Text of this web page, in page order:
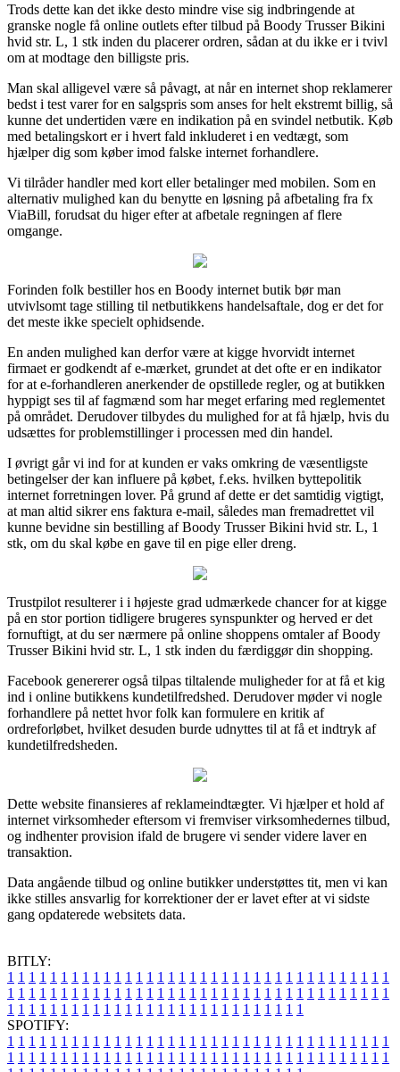
Trods dette kan det ikke desto mindre vise sig indbringende at
granske nogle få online outlets efter tilbud på Boody Trusser Bikini
hvid str. L, 1 stk inden du placerer ordren, sådan at du ikke er i tvivl
om at modtage den billigste pris.
Man skal alligevel være så påvagt, at når en internet shop reklamerer
bedst i test varer for en salgspris som anses for helt ekstremt billig, så
kunne det undertiden være en indikation på en svindel netbutik. Køb
med betalingskort er i hvert fald inkluderet i en vedtægt, som
hjælper dig som køber imod falske internet forhandlere.
Vi tilråder handler med kort eller betalinger med mobilen. Som en
alternativ mulighed kan du benytte en løsning på afbetaling fra fx
ViaBill, forudsat du higer efter at afbetale regningen af flere
omgange.
Forinden folk bestiller hos en Boody internet butik bør man
utvivlsomt tage stilling til netbutikkens handelsaftale, dog er det for
det meste ikke specielt ophidsende.
En anden mulighed kan derfor være at kigge hvorvidt internet
firmaet er godkendt af e-mærket, grundet at det ofte er en indikator
for at e-forhandleren anerkender de opstillede regler, og at butikken
hyppigt ses til af fagmænd som har meget erfaring med reglementet
på området. Derudover tilbydes du mulighed for at få hjælp, hvis du
udsættes for problemstillinger i processen med din handel.
I øvrigt går vi ind for at kunden er vaks omkring de væsentligste
betingelser der kan influere på købet, f.eks. hvilken byttepolitik
internet forretningen lover. På grund af dette er det samtidig vigtigt,
at man altid sikrer ens faktura e-mail, således man fremadrettet vil
kunne bevidne sin bestilling af Boody Trusser Bikini hvid str. L, 1
stk, om du skal købe en gave til en pige eller dreng.
Trustpilot resulterer i i højeste grad udmærkede chancer for at kigge
på en stor portion tidligere brugeres synspunkter og herved er det
fornuftigt, at du ser nærmere på online shoppens omtaler af Boody
Trusser Bikini hvid str. L, 1 stk inden du færdiggør din shopping.
Facebook genererer også tilpas tiltalende muligheder for at få et kig
ind i online butikkens kundetilfredshed. Derudover møder vi nogle
forhandlere på nettet hvor folk kan formulere en kritik af
ordreforløbet, hvilket desuden burde udnyttes til at få et indtryk af
kundetilfredsheden.
Dette website finansieres af reklameindtægter. Vi hjælper et hold af
internet virksomheder eftersom vi fremviser virksomhedernes tilbud,
og indhenter provision ifald de brugere vi sender videre laver en
transaktion.
Data angående tilbud og online butikker understøttes tit, men vi kan
ikke stilles ansvarlig for korrektioner der er lavet efter at vi sidste
gang opdaterede websitets data.
BITLY:
1 1 1 1 1 1 1 1 1 1 1 1 1 1 1 1 1 1 1 1 1 1 1 1 1 1 1 1 1 1 1 1 1 1 1 1
1 1 1 1 1 1 1 1 1 1 1 1 1 1 1 1 1 1 1 1 1 1 1 1 1 1 1 1 1 1 1 1 1 1 1 1
1 1 1 1 1 1 1 1 1 1 1 1 1 1 1 1 1 1 1 1 1 1 1 1 1 1 1 1
SPOTIFY:
1 1 1 1 1 1 1 1 1 1 1 1 1 1 1 1 1 1 1 1 1 1 1 1 1 1 1 1 1 1 1 1 1 1 1 1
1 1 1 1 1 1 1 1 1 1 1 1 1 1 1 1 1 1 1 1 1 1 1 1 1 1 1 1 1 1 1 1 1 1 1 1